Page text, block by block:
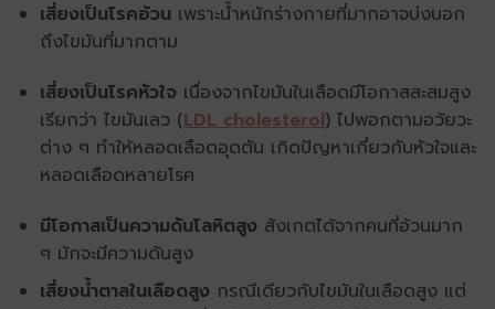
เสี่ยงเป็นโรคอ้วน เพราะน้ำหนักร่างกายที่มากอาจบ่งบอก
ถึงไขมันที่มากตาม
เสี่ยงเป็นโรคหัวใจ เนื่องจากไขมันในเลือดมีโอกาสสะสมสูง
เรียกว่า ไขมันเลว (LDL cholesterol) ไปพอกตามอวัยวะ
ต่าง ๆ ทำให้หลอดเลือดอุดตัน เกิดปัญหาเกี่ยวกับหัวใจและ
หลอดเลือดหลายโรค
มีโอกาสเป็นความดันโลหิตสูง สังเกตได้จากคนที่อ้วนมาก
ๆ มักจะมีความดันสูง
เสี่ยงน้ำตาลในเลือดสูง กรณีเดียวกับไขมันในเลือดสูง แต่